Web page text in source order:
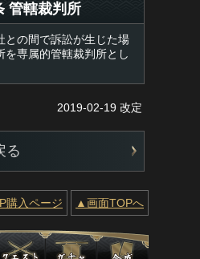
管轄裁判所
との間で訴訟が生じた場
を専属的管轄裁判所とし
2019-02-19 改定
る
購入ページ ▲画面TOPへ